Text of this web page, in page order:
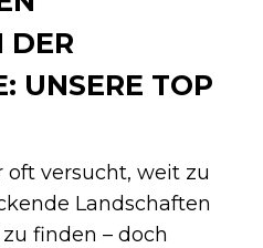
DER
UNSERE TOP
oft versucht, weit zu
Landschaften
finden – doch